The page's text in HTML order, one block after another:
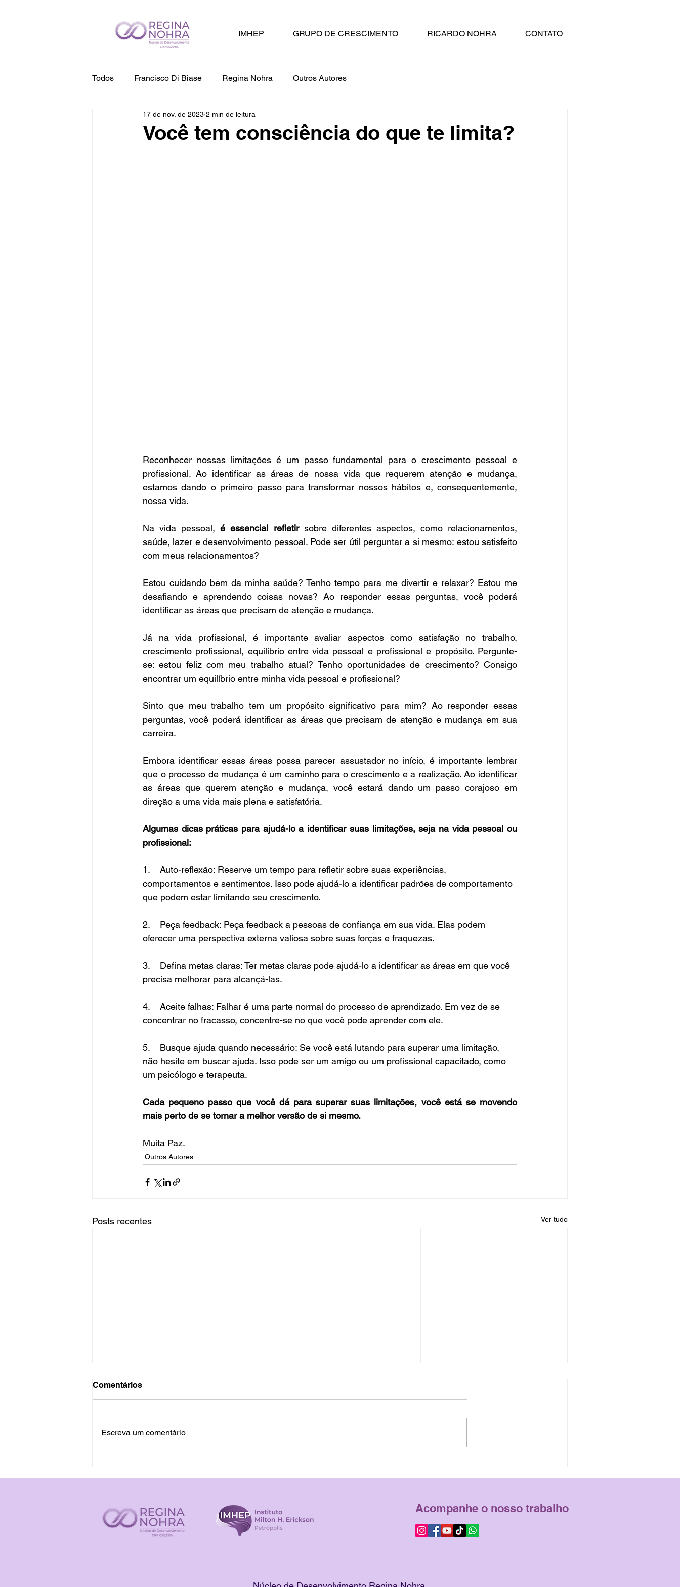
IMHEP GRUPO DE CRESCIMENTO RICARDO NOHRA CONTATO
Todos Francisco Di Biase Regina Nohra Outros Autores
Você tem consciência do que te limita?
17 de nov. de 2023 2 min de leitura
Reconhecer nossas limitações é um passo fundamental para o crescimento pessoal e
profissional. Ao identificar as áreas de nossa vida que requerem atenção e mudança,
estamos dando o primeiro passo para transformar nossos hábitos e, consequentemente,
nossa vida.
Na vida pessoal, é essencial refletir sobre diferentes aspectos, como relacionamentos,
saúde, lazer e desenvolvimento pessoal. Pode ser útil perguntar a si mesmo: estou satisfeito
com meus relacionamentos?
Estou cuidando bem da minha saúde? Tenho tempo para me divertir e relaxar? Estou me
desafiando e aprendendo coisas novas? Ao responder essas perguntas, você poderá
identificar as áreas que precisam de atenção e mudança.
Já na vida profissional, é importante avaliar aspectos como satisfação no trabalho,
crescimento profissional, equilíbrio entre vida pessoal e profissional e propósito. Pergunte-
se: estou feliz com meu trabalho atual? Tenho oportunidades de crescimento? Consigo
encontrar um equilíbrio entre minha vida pessoal e profissional?
Sinto que meu trabalho tem um propósito significativo para mim? Ao responder essas
perguntas, você poderá identificar as áreas que precisam de atenção e mudança em sua
carreira.
Embora identificar essas áreas possa parecer assustador no início, é importante lembrar
que o processo de mudança é um caminho para o crescimento e a realização. Ao identificar
as áreas que querem atenção e mudança, você estará dando um passo corajoso em
direção a uma vida mais plena e satisfatória.
Algumas dicas práticas para ajudá-lo a identificar suas limitações, seja na vida pessoal ou
profissional:
1.    Auto-reflexão: Reserve um tempo para refletir sobre suas experiências,
comportamentos e sentimentos. Isso pode ajudá-lo a identificar padrões de comportamento
que podem estar limitando seu crescimento.
2.    Peça feedback: Peça feedback a pessoas de confiança em sua vida. Elas podem
oferecer uma perspectiva externa valiosa sobre suas forças e fraquezas.
3.    Defina metas claras: Ter metas claras pode ajudá-lo a identificar as áreas em que você
precisa melhorar para alcançá-las.
4.    Aceite falhas: Falhar é uma parte normal do processo de aprendizado. Em vez de se
concentrar no fracasso, concentre-se no que você pode aprender com ele.
5.    Busque ajuda quando necessário: Se você está lutando para superar uma limitação,
não hesite em buscar ajuda. Isso pode ser um amigo ou um profissional capacitado, como
um psicólogo e terapeuta.
Cada pequeno passo que você dá para superar suas limitações, você está se movendo
mais perto de se tornar a melhor versão de si mesmo.
Muita Paz.
Outros Autores
Posts recentes Ver tudo
Comentários
Escreva um comentário
Acompanhe o nosso trabalho